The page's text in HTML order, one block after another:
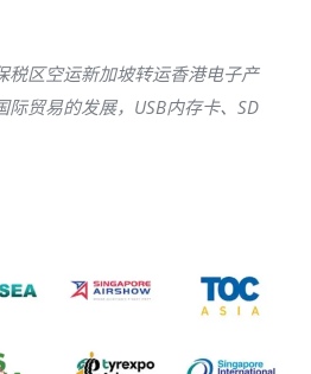
税区空运新加坡转运香港电子产
贸易的发展，USB内存卡、SD